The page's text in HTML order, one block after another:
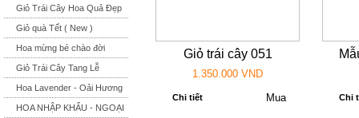
Giỏ Trái Cây Hoa Quả Đẹp
Giỏ quà Tết ( New )
Hoa mừng bé chào đời
Giỏ Trái Cây Tang Lễ
Hoa Lavender - Oải Hương
HOA NHẬP KHẨU - NGOẠI
Giỏ trái cây 051
1.350.000 VND
Chi tiết Chi